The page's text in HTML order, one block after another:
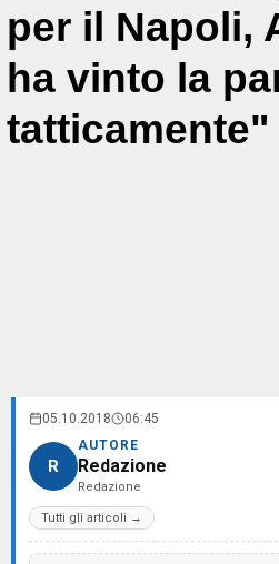
per il Napoli,
ha vinto la
tatticamente"
05.10.2018 06:45
R
AUTORE
Redazione
Redazione
Tutti gli articoli →